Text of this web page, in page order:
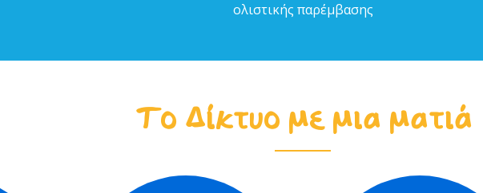
ολιστικής παρέµβασης
Το Δίκτυο με μια ματιά